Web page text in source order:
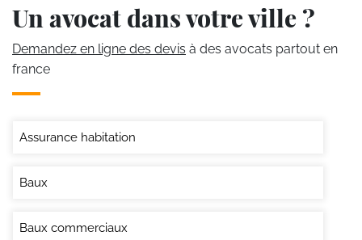
Un avocat dans votre ville ?
Demandez en ligne des devis à des avocats partout en
france
Assurance habitation
Baux
Baux commerciaux